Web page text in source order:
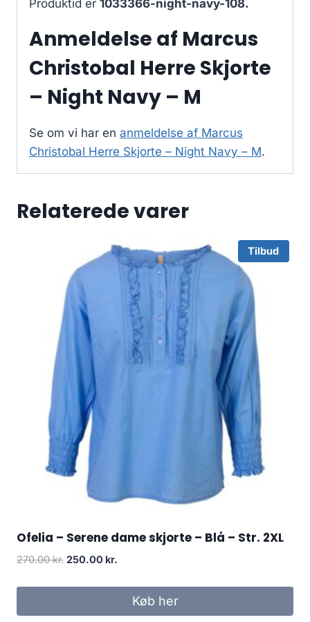
Produktid er 1033366-night-navy-108.
Anmeldelse af Marcus
Christobal Herre Skjorte
– Night Navy – M
Se om vi har en anmeldelse af Marcus
Christobal Herre Skjorte – Night Navy – M.
Relaterede varer
Tilbud
Ofelia – Serene dame skjorte – Blå – Str. 2XL
270.00kr. Original
was:
250.00 kr.
is:
250.00 kr..
Køb her